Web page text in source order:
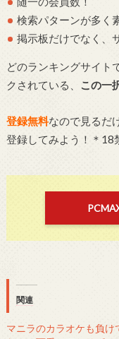
検索パターンが多く
掲示板だけでなく、
どのランキングサイト
クされている、 この一
登録無料なので見るだ
登録してみよう！＊18
関連
マニラのカラオケも負け